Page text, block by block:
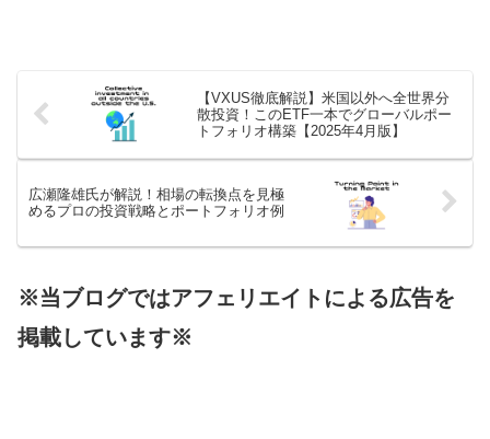
【VXUS徹底解説】米国以外へ全世界分
散投資！このETF一本でグローバルポー
トフォリオ構築【2025年4月版】
広瀬隆雄氏が解説！相場の転換点を見極
めるプロの投資戦略とポートフォリオ例
※当ブログではアフェリエイトによる広告を
掲載しています※